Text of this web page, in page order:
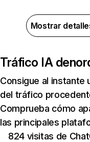
Mostrar
Tráfico IA de
Consigue al instante
del tráfico
Comprueba cómo
las principales
824 visitas de